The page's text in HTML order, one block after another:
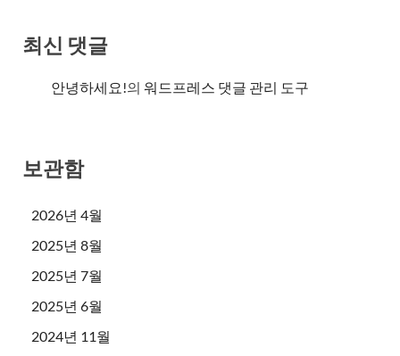
최신 댓글
안녕하세요!의 워드프레스 댓글 관리 도구
보관함
2026년 4월
2025년 8월
2025년 7월
2025년 6월
2024년 11월